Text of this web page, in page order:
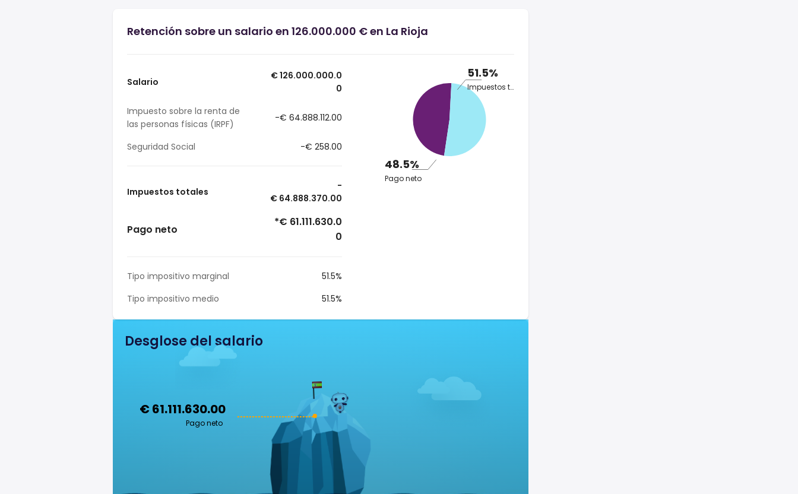
Retención sobre un salario en 126.000.000 € en La Rioja
Salario
€ 126.000.000.0
0
Impuesto sobre la renta de
las personas físicas (IRPF)
-€ 64.888.112.00
Seguridad Social -€ 258.00
Impuestos totales
-
€ 64.888.370.00
Pago neto
*€ 61.111.630.0
0
Tipo impositivo marginal
51.5%
Tipo impositivo medio
51.5%
51.5%
Impuestos totales
48.5%
Pago neto
Desglose del salario
€ 61.111.630.00
Pago neto